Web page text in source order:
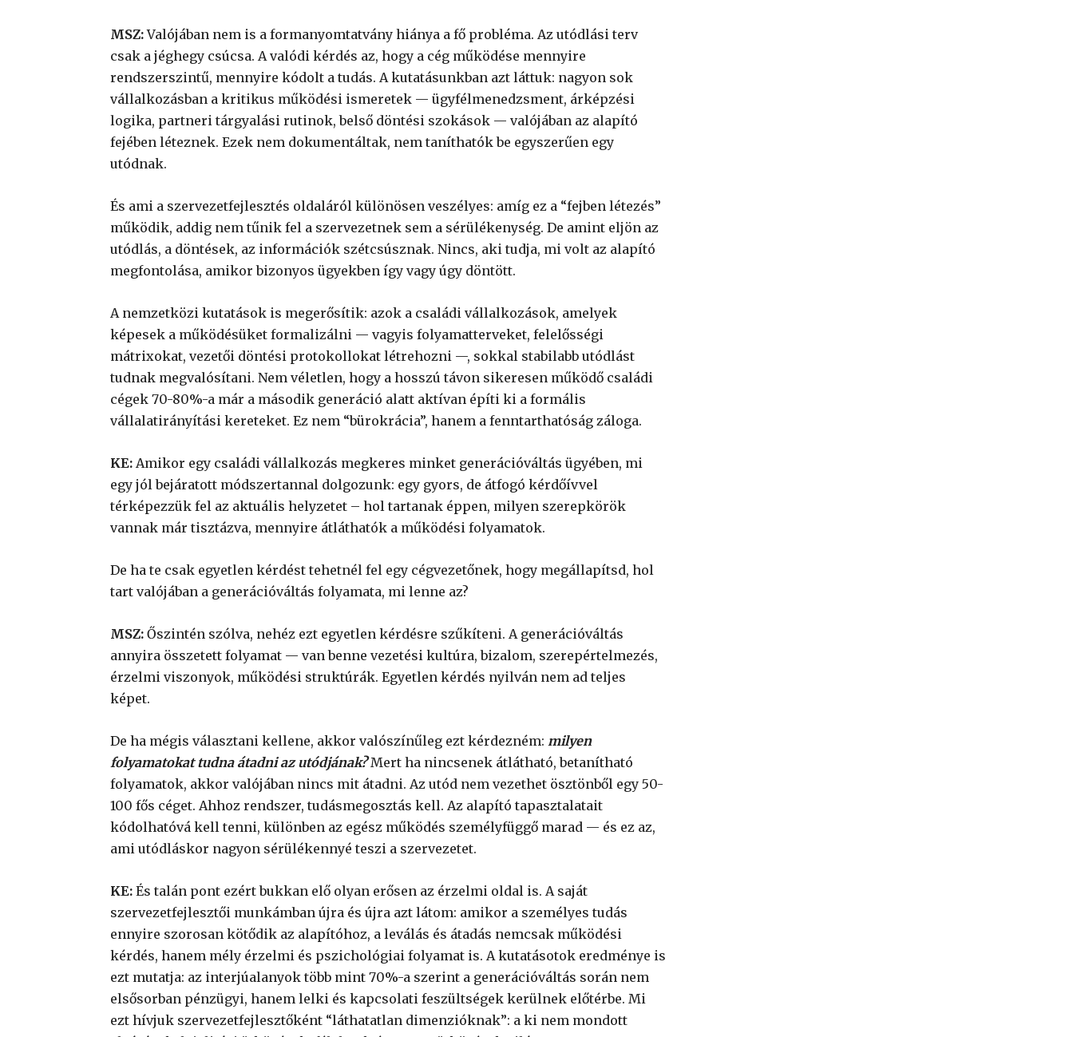
MSZ:Valójában nem is a formanyomtatvány hiánya a fő probléma. Az utódlási terv
csak a jéghegy csúcsa. A valódi kérdés az, hogy a cég működése mennyire
rendszerszintű, mennyire kódolt a tudás. A kutatásunkban azt láttuk: nagyon sok
vállalkozásban a kritikus működési ismeretek — ügyfélmenedzsment, árképzési
logika, partneri tárgyalási rutinok, belső döntési szokások — valójában az alapító
fejében léteznek. Ezek nem dokumentáltak, nem taníthatók be egyszerűen egy
utódnak.
És ami a szervezetfejlesztés oldaláról különösen veszélyes: amíg ez a “fejben létezés”
működik, addig nem tűnik fel a szervezetnek sem a sérülékenység. De amint eljön az
utódlás, a döntések, az információk szétcsúsznak. Nincs, aki tudja, mi volt az alapító
megfontolása, amikor bizonyos ügyekben így vagy úgy döntött.
A nemzetközi kutatások is megerősítik: azok a családi vállalkozások, amelyek
képesek a működésüket formalizálni — vagyis folyamatterveket, felelősségi
mátrixokat, vezetői döntési protokollokat létrehozni —, sokkal stabilabb utódlást
tudnak megvalósítani. Nem véletlen, hogy a hosszú távon sikeresen működő családi
cégek 70-80%-a már a második generáció alatt aktívan építi ki a formális
vállalatirányítási kereteket. Ez nem “bürokrácia”, hanem a fenntarthatóság záloga.
KE: Amikor egy családi vállalkozás megkeres minket generációváltás ügyében, mi
egy jól bejáratott módszertannal dolgozunk: egy gyors, de átfogó kérdőívvel
térképezzük fel az aktuális helyzetet – hol tartanak éppen, milyen szerepkörök
vannak már tisztázva, mennyire átláthatók a működési folyamatok.
De ha te csak egyetlen kérdést tehetnél fel egy cégvezetőnek, hogy megállapítsd, hol
tart valójában a generációváltás folyamata, mi lenne az?
MSZ: Őszintén szólva, nehéz ezt egyetlen kérdésre szűkíteni. A generációváltás
annyira összetett folyamat — van benne vezetési kultúra, bizalom, szerepértelmezés,
érzelmi viszonyok, működési struktúrák. Egyetlen kérdés nyilván nem ad teljes
képet.
De ha mégis választani kellene, akkor valószínűleg ezt kérdezném: milyen
folyamatokat tudna átadni az utódjának?Mert ha nincsenek átlátható, betanítható
folyamatok, akkor valójában nincs mit átadni. Az utód nem vezethet ösztönből egy 50-
100 fős céget. Ahhoz rendszer, tudásmegosztás kell. Az alapító tapasztalatait
kódolhatóvá kell tenni, különben az egész működés személyfüggő marad — és ez az,
ami utódláskor nagyon sérülékennyé teszi a szervezetet.
KE: És talán pont ezért bukkan elő olyan erősen az érzelmi oldal is. A saját
szervezetfejlesztői munkámban újra és újra azt látom: amikor a személyes tudás
ennyire szorosan kötődik az alapítóhoz, a leválás és átadás nemcsak működési
kérdés, hanem mély érzelmi és pszichológiai folyamat is. A kutatásotok eredménye is
ezt mutatja: az interjúalanyok több mint 70%-a szerint a generációváltás során nem
elsősorban pénzügyi, hanem lelki és kapcsolati feszültségek kerülnek előtérbe. Mi
ezt hívjuk szervezetfejlesztőként “láthatatlan dimenzióknak”: a ki nem mondott